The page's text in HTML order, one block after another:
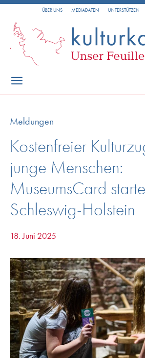
ÜBER UNS MEDIADATEN UNTERSTÜTZEN
Meldungen
Kostenfreier
junge Menschen:
MuseumsCard
Schleswig-Holstein
18. Juni 2025